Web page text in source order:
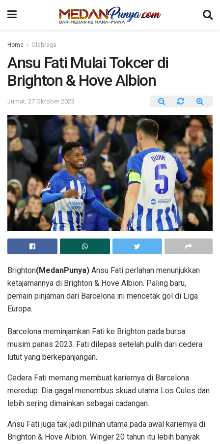
Home Olahraga
Ansu Fati Mulai Tokcer di
Brighton & Hove Albion
Jumat, 27 Oktober 2023
Brighton(MedanPunya) Ansu Fati perlahan menunjukkan
ketajamannya di Brighton & Hove Albion. Paling baru,
pemain pinjaman dari Barcelona ini mencetak gol di Liga
Europa.
Barcelona meminjamkan Fati ke Brighton pada bursa
musim panas 2023. Fati dilepas setelah pulih dari cedera
lutut yang berkepanjangan.
Cedera Fati memang membuat kariernya di Barcelona
meredup. Dia gagal menembus skuad utama Los Cules dan
lebih sering dimainkan sebagai cadangan.
Ansu Fati juga tak jadi pilihan utama pada awal kariernya di
Brighton & Hove Albion. Winger 20 tahun itu lebih banyak